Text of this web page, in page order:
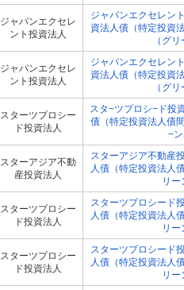
ジャパンエクセレ
ント投資法人
ジャパンエクセレン
資法人債（特定投資
（グ
ジャパンエクセレ
ント投資法人
ジャパンエクセレン
資法人債（特定投資
（グ
スターツプロシー
ド投資法人
スタ−ツプロシ−ド投
債（特定投資法人債
−
スターアジア不動
産投資法人
スターアジア不動産
人債（特定投資法人
リー
スターツプロシー
ド投資法人
スターツプロシード
人債（特定投資法人
リー
スターツプロシー
ド投資法人
スターツプロシード
人債（特定投資法人
リー